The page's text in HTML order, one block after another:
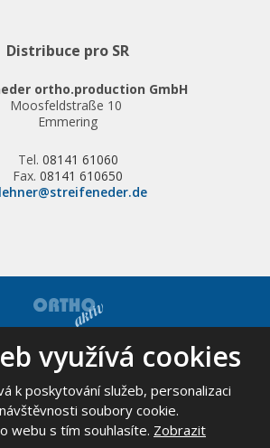
Distribuce pro SR
ortho.production GmbH
Moosfeldstraße 10
Emmering
Tel. 08141 61060
Fax. 08141 610650
spol. s r.o. - všechna práva vyhrazena
stránek | Podmínky použití
VYROBILA
využívá cookies
k poskytování služeb, personalizaci
soubory cookie.
webu s tím souhlasíte. Zobrazit